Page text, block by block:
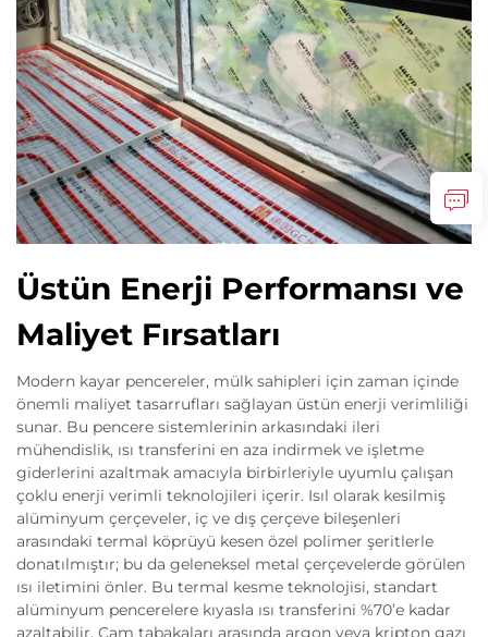
Üstün Enerji Performansı ve
Maliyet Fırsatları
Modern kayar pencereler, mülk sahipleri için zaman içinde
önemli maliyet tasarrufları sağlayan üstün enerji verimliliği
sunar. Bu pencere sistemlerinin arkasındaki ileri
mühendislik, ısı transferini en aza indirmek ve işletme
giderlerini azaltmak amacıyla birbirleriyle uyumlu çalışan
çoklu enerji verimli teknolojileri içerir. Isıl olarak kesilmiş
alüminyum çerçeveler, iç ve dış çerçeve bileşenleri
arasındaki termal köprüyü kesen özel polimer şeritlerle
donatılmıştır; bu da geleneksel metal çerçevelerde görülen
ısı iletimini önler. Bu termal kesme teknolojisi, standart
alüminyum pencerelere kıyasla ısı transferini %70’e kadar
azaltabilir. Cam tabakaları arasında argon veya kripton gazı